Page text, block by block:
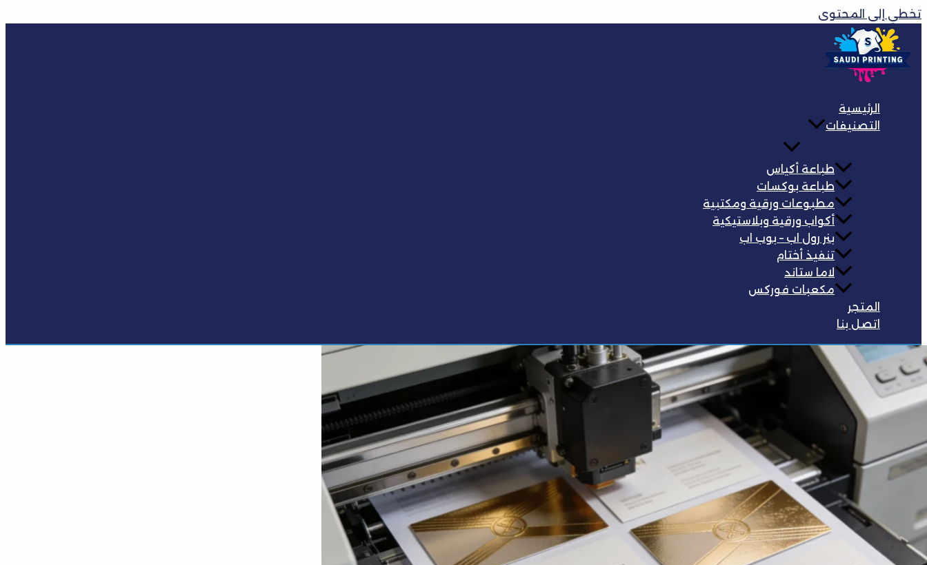
تخطي إلى المحتوى
الرئيسية
التصنيفات
طباعة أكياس
طباعة بوكسات
مطبوعات ورقية ومكتبية
أكواب ورقية وبلاستيكية
بنر رول اب – بوب اب
تنفيذ أختام
لاما ستاند
مكعبات فوركس
المتجر
اتصل بنا